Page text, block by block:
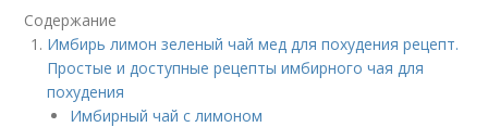
Содержание
Имбирь лимон зеленый чай мед для похудения рецепт.
Простые и доступные рецепты имбирного чая для
похудения
Имбирный чай с лимоном